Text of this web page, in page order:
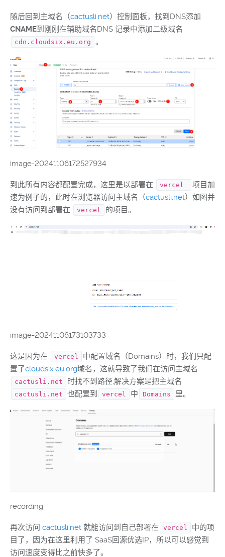
随后回到主域名（cactusli.net）控制面板，找到DNS添加
CNAME到刚刚在辅助域名DNS 记录中添加二级域名
cdn.cloudsix.eu.org 。
image-20241106172527934
到此所有内容都配置完成，这里是以部署在 vercel
项目加
速为例子的，此时在浏览器访问主域名（cactusli.net）如图并
没有访问到部署在
vercel 的项目。
image-20241106173103733
这是因为在 vercel
中配置域名（Domains）时，我们只配
置了cloudsix.eu.org域名，这就导致了我们在访问主域名
cactusli.net 时找不到路径,解决方案是把主域名
cactusli.net 也配置到 vercel 中 Domains 里。
recording
再次访问 cactusli.net 就能访问到自己部署在 vercel
中的项
目了，因为在这里利用了 SaaS回源优选IP，所以可以感觉到
访问速度变得比之前快多了。